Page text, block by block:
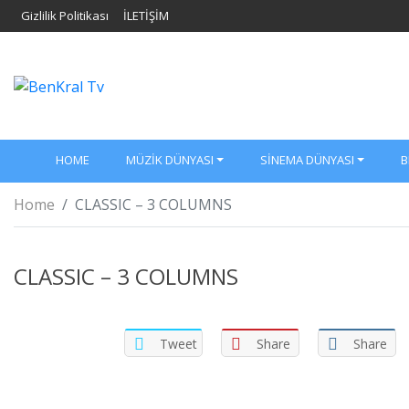
Gizlilik Politikası İLETİŞİM
HOME MÜZIK DÜNYASI SINEMA DÜNYASI
Home CLASSIC – 3 COLUMNS
CLASSIC – 3 COLUMNS
Tweet Share Share